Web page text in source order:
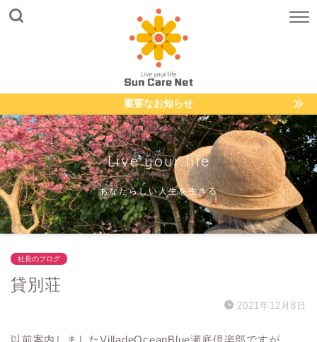
重要なお知らせ
Live your life
あなたらしい人生を生きる
社長のブログ
貸別荘
2021年12月8日